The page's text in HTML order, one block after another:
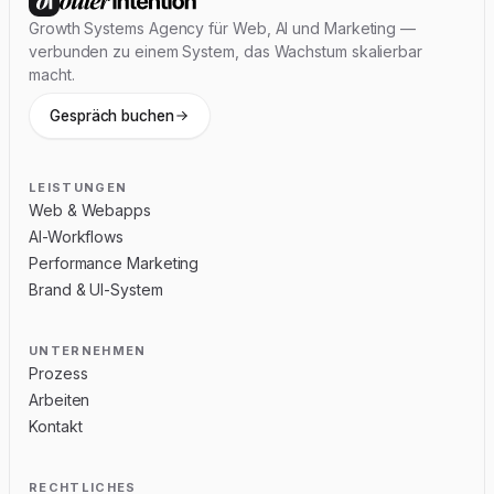
Growth Systems Agency für Web, AI und Marketing —
verbunden zu einem System, das Wachstum skalierbar
macht.
Gespräch buchen
LEISTUNGEN
Web & Webapps
AI-Workflows
Performance Marketing
Brand & UI-System
UNTERNEHMEN
Prozess
Arbeiten
Kontakt
RECHTLICHES